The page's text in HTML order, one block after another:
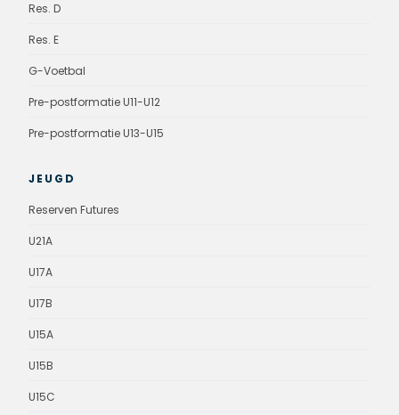
Res. D
Res. E
G-Voetbal
Pre-postformatie U11-U12
Pre-postformatie U13-U15
JEUGD
Reserven Futures
U21A
U17A
U17B
U15A
U15B
U15C